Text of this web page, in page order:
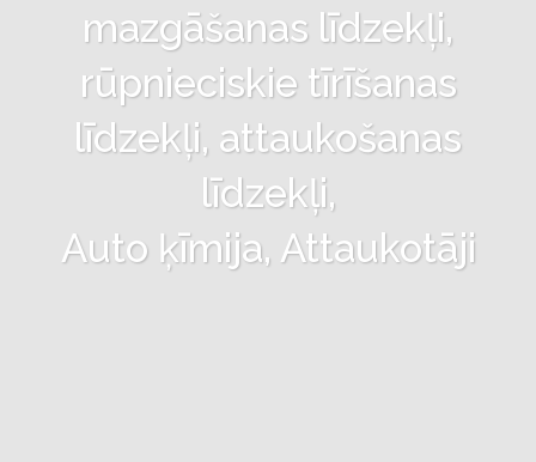
mazgāšanas līdzekļi,
rūpnieciskie tīrīšanas
līdzekļi, attaukošanas
līdzekļi,
Auto ķīmija, Attaukotāji